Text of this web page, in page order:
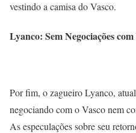
vestindo a camisa do Vasco.
Lyanco: Sem Negociações
Por fim, o zagueiro Lyanco,
negociando com o Vasco nem
As especulações sobre seu